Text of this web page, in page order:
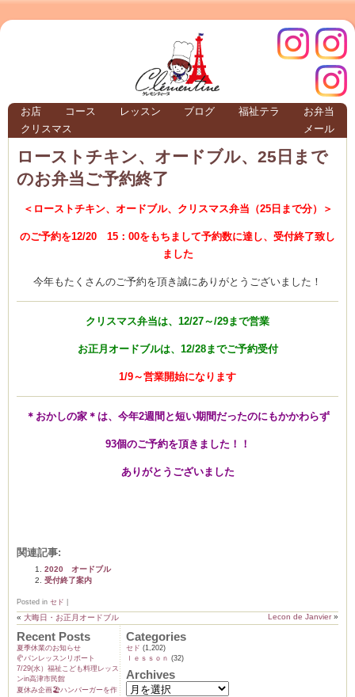
お店 コース レッスン ブログ 福祉テラ
お弁当
クリスマス
メール
インス
ム
クレモ
ーヌ
テラ
タグラ
ローストチキン、オードブル、25日まで
のお弁当ご予約終了
＜ローストチキン、オードブル、クリスマス弁当（25日まで分）＞
のご予約を12/20 15：00をもちまして予約数に達し、受付終了致し
ました
今年もたくさんのご予約を頂き誠にありがとうございました！
クリスマス弁当は、12/27～/29まで営業
お正月オードブルは、12/28までご予約受付
1/9～営業開始になります
＊おかしの家＊は、今年2週間と短い期間だったのにもかかわらず
93個のご予約を頂きました！！
ありがとうございました
関連記事:
2020 オードブル
受付終了案内
Posted in セド
« 大晦日・お正月オードブル Lecon de Janvier»
Recent Posts
夏季休業のお知らせ
🥐パンレッスンリポート
7/29(水）福祉こども料理レッス
ンin高津市民館
夏休み企画🏖️ハンバーガーを作
Categories
セド (1,202)
ｌｅｓｓｏｎ (32)
Archives